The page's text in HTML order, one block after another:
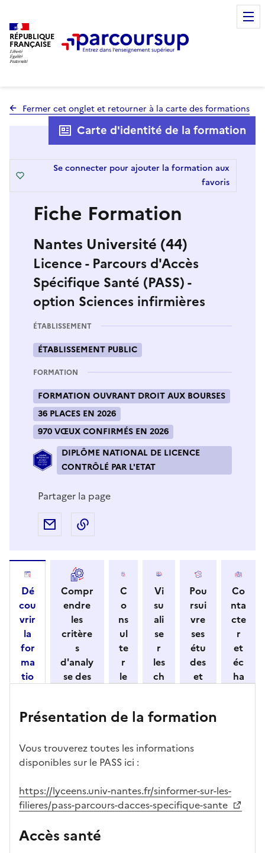
RÉPUBLIQUE
FRANÇAISE
Fermer cet onglet et retourner à la carte des formations
Fiche Formation
Nantes Université (44)
Licence - Parcours d'Accès
Spécifique Santé (PASS) -
option Sciences infirmières
Carte d'identité de la formation
Se connecter pour ajouter la formation aux
favoris
ÉTABLISSEMENT
ÉTABLISSEMENT PUBLIC
FORMATION
FORMATION OUVRANT DROIT AUX BOURSES
36 PLACES EN 2026
970 VŒUX CONFIRMÉS EN 2026
DIPLÔME NATIONAL DE LICENCE
CONTRÔLÉ PAR L'ETAT
Partager la page
Partager par e-mail
Dé
cou
vrir
la
for
ma
tio
ses
act
éris
ues
Compr
endre
les
critère
s
d'analy
se des
par
ssemen
t
C
o
ns
ul
te
r
le
o
ali
té
d
e
Vi
su
ali
se
r
les
ch
s
ac
la
fo
Pou
rsui
vre
ses
étu
des
et
re
dé
és
Co
nta
cte
r
et
éc
ha
ent
Présentation de la formation
Vous trouverez toutes les informations
disponibles sur le PASS ici :
https://lyceens.univ-nantes.fr/sinformer-sur-les-
filieres/pass-parcours-dacces-specifique-sante
Accès santé